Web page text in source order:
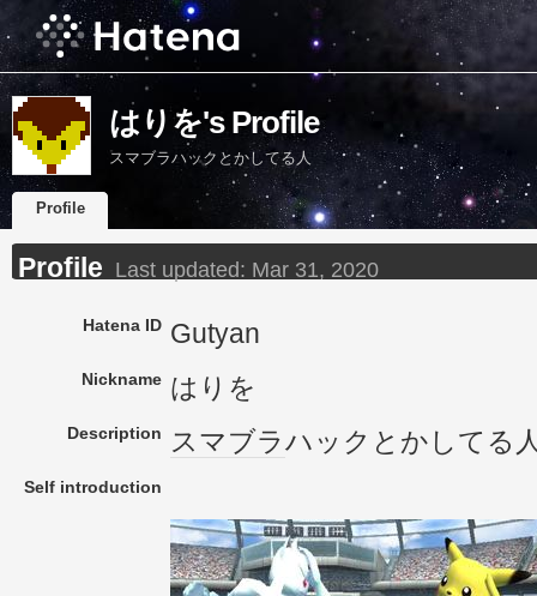
はりを's Profile
スマブラハックとかしてる人
Profile
Profile Last updated: Mar 31, 2020
Hatena ID Gutyan
Nickname はりを
Description スマブラハックとかしてる
Self introduction